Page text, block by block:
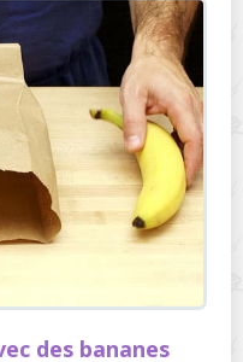
des bananes